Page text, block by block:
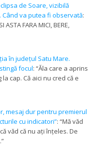
de Soare, vizibilă
va putea fi observată:
ASTA FARA MICI, BERE,
în județul Satu Mare.
focul: “Ăla care a aprins
cap. Că aici nu cred că e
mesaj dur pentru premierul
cu indicatori”: “Mă văd
văd că nu ați înțeles. De
”